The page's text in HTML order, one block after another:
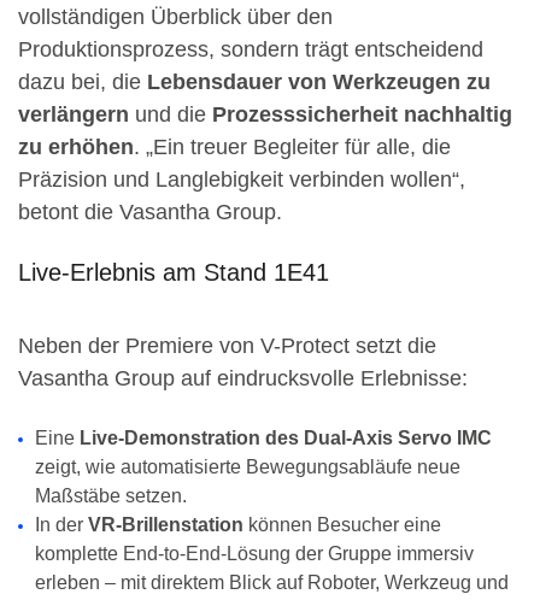
vollständigen Überblick über den
Produktionsprozess, sondern trägt entscheidend
dazu bei, die Lebensdauer von Werkzeugen zu
verlängern und die Prozesssicherheit nachhaltig
zu erhöhen. „Ein treuer Begleiter für alle, die
Präzision und Langlebigkeit verbinden wollen“,
betont die Vasantha Group.
Live-Erlebnis am Stand 1E41
Neben der Premiere von V-Protect setzt die
Vasantha Group auf eindrucksvolle Erlebnisse:
Eine Live-Demonstration des Dual-Axis Servo IMC
zeigt, wie automatisierte Bewegungsabläufe neue
Maßstäbe setzen.
In der VR-Brillenstation können Besucher eine
komplette End-to-End-Lösung der Gruppe immersiv
erleben – mit direktem Blick auf Roboter, Werkzeug und